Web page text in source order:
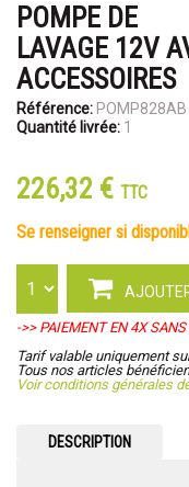
POMPE DE
LAVAGE 12V
ACCESSOIRES
Référence: POMP828AB
Quantité livrée: 1
226,32 € TTC
se renseigner si
->> PAIEMENT EN 4X
Tarif valable uniquement
Tous nos articles
Voir conditions générales
DESCRIPTION